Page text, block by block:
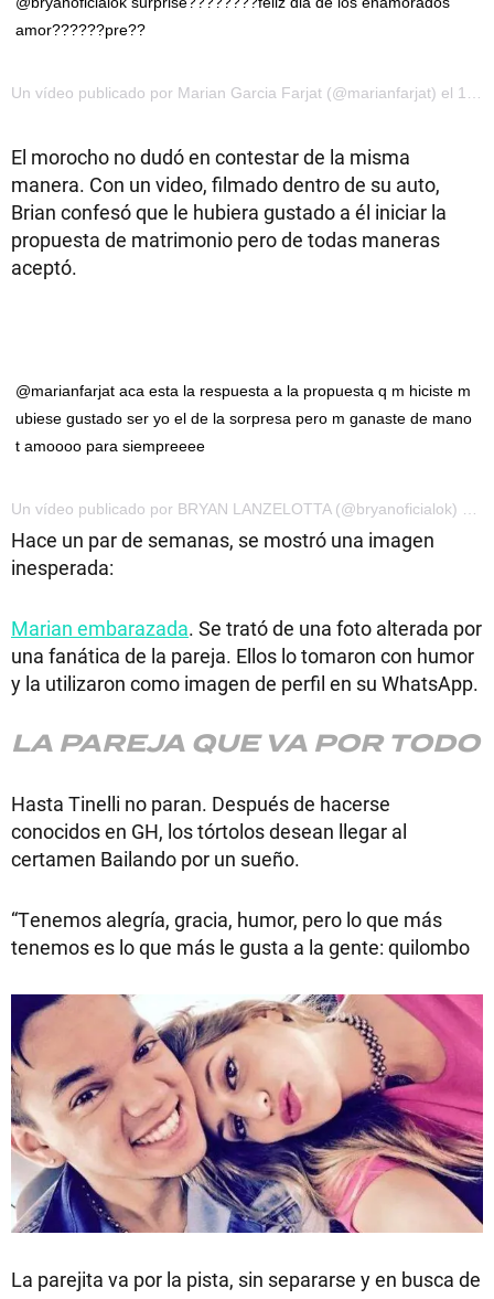
amor??????pre??
El morocho no dudó en contestar de la misma
manera. Con un video, filmado dentro de su auto,
Brian confesó que le hubiera gustado a él iniciar la
propuesta de matrimonio pero de todas maneras
aceptó.
@marianfarjat aca esta la respuesta a la propuesta q m hiciste m
ubiese gustado ser yo el de la sorpresa pero m ganaste de mano
t amoooo para siempreeee
Hace un par de semanas, se mostró una imagen
inesperada:
Marian embarazada. Se trató de una foto alterada por
una fanática de la pareja. Ellos lo tomaron con humor
y la utilizaron como imagen de perfil en su WhatsApp.
LA PAREJA QUE VA POR TODO
Hasta Tinelli no paran. Después de hacerse
conocidos en GH, los tórtolos desean llegar al
certamen Bailando por un sueño.
“Tenemos alegría, gracia, humor, pero lo que más
tenemos es lo que más le gusta a la gente: quilombo
La parejita va por la pista, sin separarse y en busca de